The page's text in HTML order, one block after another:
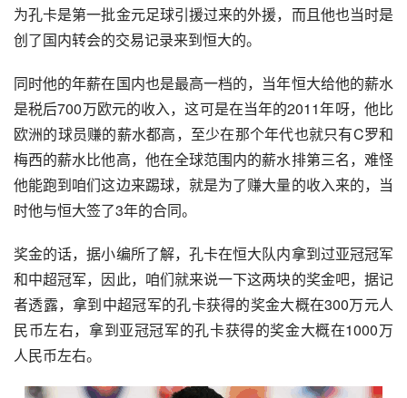
为孔卡是第一批金元足球引援过来的外援，而且他也当时是
创了国内转会的交易记录来到恒大的。
同时他的年薪在国内也是最高一档的，当年恒大给他的薪水
是税后700万欧元的收入，这可是在当年的2011年呀，他比
欧洲的球员赚的薪水都高，至少在那个年代也就只有C罗和
梅西的薪水比他高，他在全球范围内的薪水排第三名，难怪
他能跑到咱们这边来踢球，就是为了赚大量的收入来的，当
时他与恒大签了3年的合同。
奖金的话，据小编所了解，孔卡在恒大队内拿到过亚冠冠军
和中超冠军，因此，咱们就来说一下这两块的奖金吧，据记
者透露，拿到中超冠军的孔卡获得的奖金大概在300万元人
民币左右，拿到亚冠冠军的孔卡获得的奖金大概在1000万
人民币左右。